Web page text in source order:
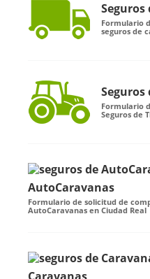
Seguros
Formulario
seguros de
Seguros
Formulario
Seguros de
AutoCaravanas
Formulario de solicitud de
AutoCaravanas en Ciudad Real